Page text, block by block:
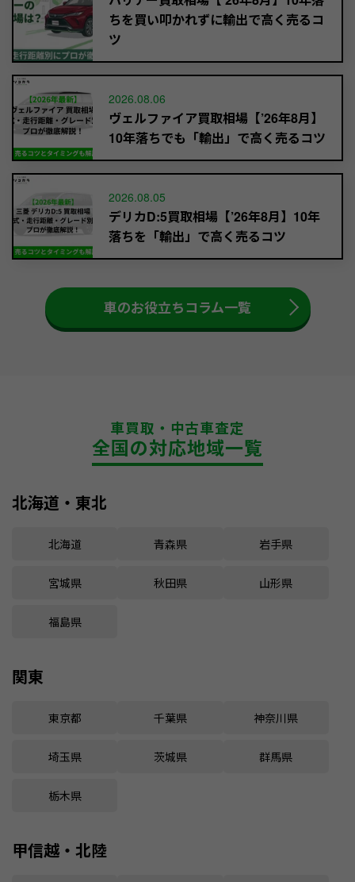
ちを買い叩かれずに輸出で高く売るコ
ツ
2026.08.06
ヴェルファイア買取相場【’26年8月】
10年落ちでも「輸出」で高く売るコツ
2026.08.05
デリカD:5買取相場【’26年8月】10年
落ちを「輸出」で高く売るコツ
車のお役立ちコラム一覧
車買取・中古車査定
全国の対応地域一覧
北海道・東北
北海道 青森県 岩手県
宮城県 秋田県 山形県
福島県
関東
東京都 千葉県 神奈川県
埼玉県 茨城県 群馬県
栃木県
甲信越・北陸